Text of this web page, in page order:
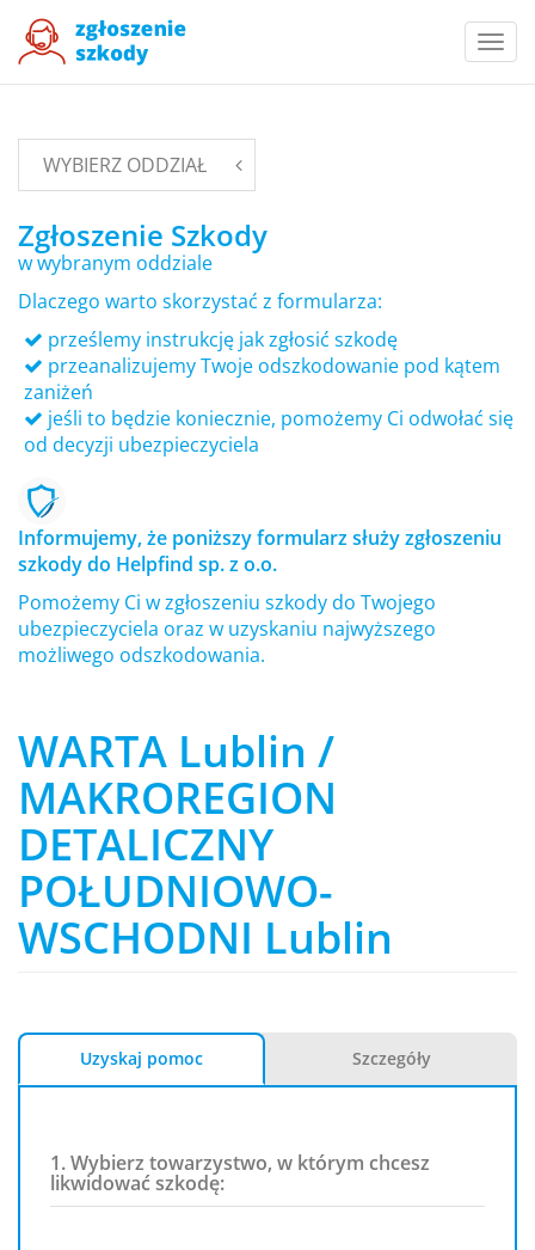
WYBIERZ ODDZIAŁ
Zgłoszenie Szkody
w wybranym oddziale
Dlaczego warto skorzystać z formularza:
prześlemy instrukcję jak zgłosić szkodę
przeanalizujemy Twoje odszkodowanie pod kątem
zaniżeń
jeśli to będzie koniecznie, pomożemy Ci odwołać się
od decyzji ubezpieczyciela
Informujemy, że poniższy formularz służy zgłoszeniu
szkody do Helpfind sp. z o.o.
Pomożemy Ci w zgłoszeniu szkody do Twojego
ubezpieczyciela oraz w uzyskaniu najwyższego
możliwego odszkodowania.
WARTA Lublin /
MAKROREGION
DETALICZNY
POŁUDNIOWO-
WSCHODNI Lublin
Uzyskaj pomoc Szczegóły
1. Wybierz towarzystwo, w którym chcesz
likwidować szkodę: